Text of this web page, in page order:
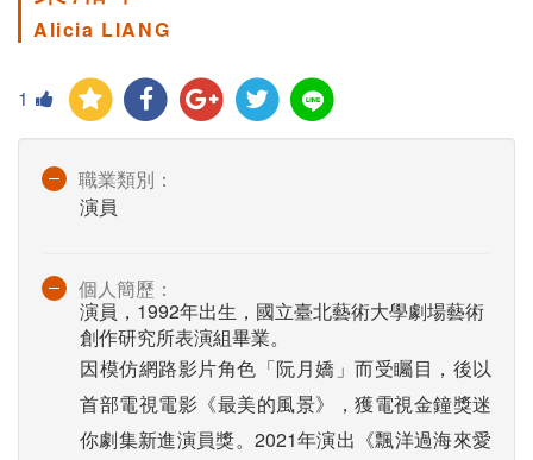
Alicia LIANG
1
職業類別：
演員
個人簡歷：
演員，1992年出生，國立臺北藝術大學劇場藝術
創作研究所表演組畢業。
因模仿網路影片角色「阮月嬌」而受矚目，後以
首部電視電影《最美的風景》，獲電視金鐘獎迷
你劇集新進演員獎。2021年演出《飄洋過海來愛